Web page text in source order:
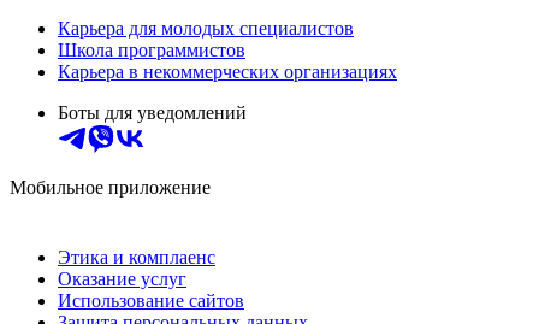
Карьера для молодых специалистов
Школа программистов
Карьера в некоммерческих организациях
Боты для уведомлений
Мобильное приложение
Этика и комплаенс
Оказание услуг
Использование сайтов